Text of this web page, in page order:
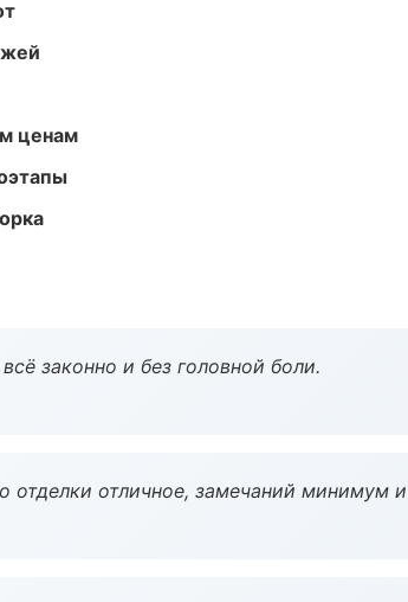
ценам
законно и без головной боли.
отделки отличное, замечаний минимум